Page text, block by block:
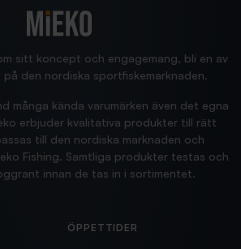
sitt koncept och engagemang, bli en av
den nordiska sportfiskemarknaden.
många kända varumärken även det egna
erbjuder kvalitativa produkter till rätt
till den nordiska marknaden och
Fishing. Samtliga produkter testas och
innan de tas in i sortimentet.
ÖPPETTIDER